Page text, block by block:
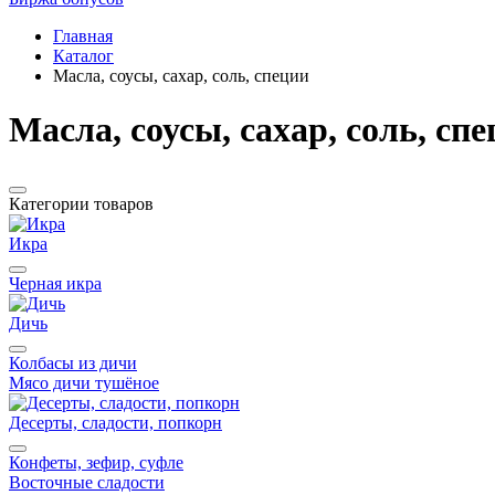
Главная
Каталог
Масла, соусы, сахар, соль, специи
Масла, соусы, сахар, соль,
Категории товаров
Икра
Черная икра
Дичь
Колбасы из дичи
Мясо дичи тушёное
Десерты, сладости, попкорн
Конфеты, зефир, суфле
Восточные сладости